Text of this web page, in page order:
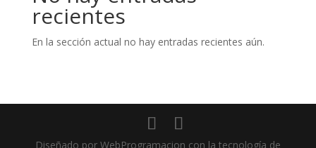
recientes
En la sección actual no hay entradas recientes aún.
Diseñado por WebProgramacion con la tecnología de